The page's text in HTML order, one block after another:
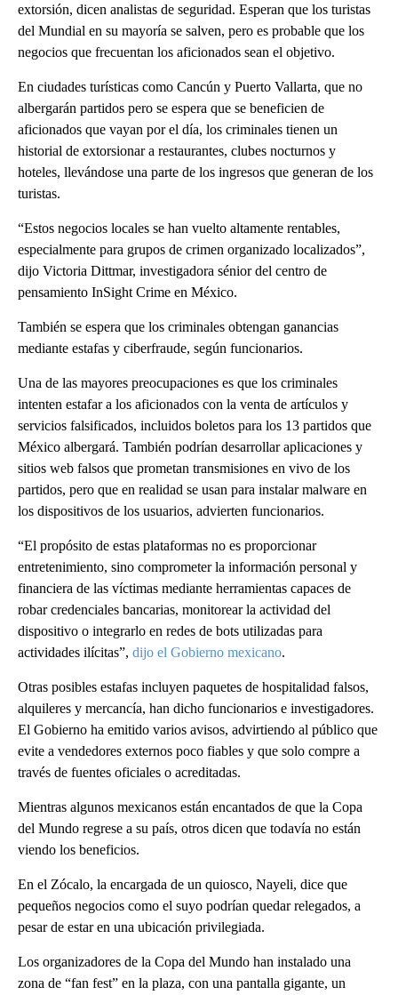
extorsión, dicen analistas de seguridad. Esperan que los turistas
del Mundial en su mayoría se salven, pero es probable que los
negocios que frecuentan los aficionados sean el objetivo.
En ciudades turísticas como Cancún y Puerto Vallarta, que no
albergarán partidos pero se espera que se beneficien de
aficionados que vayan por el día, los criminales tienen un
historial de extorsionar a restaurantes, clubes nocturnos y
hoteles, llevándose una parte de los ingresos que generan de los
turistas.
“Estos negocios locales se han vuelto altamente rentables,
especialmente para grupos de crimen organizado localizados”,
dijo Victoria Dittmar, investigadora sénior del centro de
pensamiento InSight Crime en México.
También se espera que los criminales obtengan ganancias
mediante estafas y ciberfraude, según funcionarios.
Una de las mayores preocupaciones es que los criminales
intenten estafar a los aficionados con la venta de artículos y
servicios falsificados, incluidos boletos para los 13 partidos que
México albergará. También podrían desarrollar aplicaciones y
sitios web falsos que prometan transmisiones en vivo de los
partidos, pero que en realidad se usan para instalar malware en
los dispositivos de los usuarios, advierten funcionarios.
“El propósito de estas plataformas no es proporcionar
entretenimiento, sino comprometer la información personal y
financiera de las víctimas mediante herramientas capaces de
robar credenciales bancarias, monitorear la actividad del
dispositivo o integrarlo en redes de bots utilizadas para
actividades ilícitas”, dijo el Gobierno mexicano.
Otras posibles estafas incluyen paquetes de hospitalidad falsos,
alquileres y mercancía, han dicho funcionarios e investigadores.
El Gobierno ha emitido varios avisos, advirtiendo al público que
evite a vendedores externos poco fiables y que solo compre a
través de fuentes oficiales o acreditadas.
Mientras algunos mexicanos están encantados de que la Copa
del Mundo regrese a su país, otros dicen que todavía no están
viendo los beneficios.
En el Zócalo, la encargada de un quiosco, Nayeli, dice que
pequeños negocios como el suyo podrían quedar relegados, a
pesar de estar en una ubicación privilegiada.
Los organizadores de la Copa del Mundo han instalado una
zona de “fan fest” en la plaza, con una pantalla gigante, un